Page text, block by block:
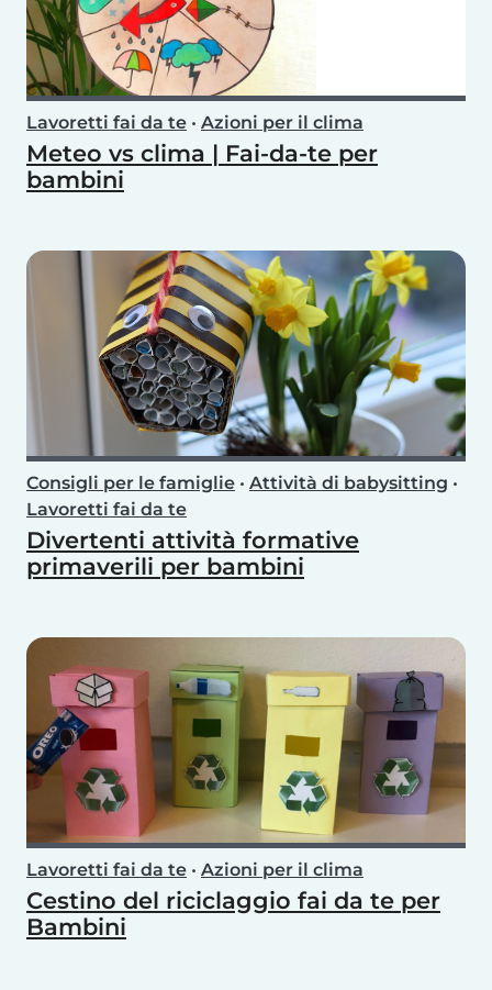
Lavoretti fai da te • Azioni per il clima
Meteo vs clima | Fai-da-te per
bambini
Consigli per le famiglie • Attività di babysitting •
Lavoretti fai da te
Divertenti attività formative
primaverili per bambini
Lavoretti fai da te • Azioni per il clima
Cestino del riciclaggio fai da te per
Bambini